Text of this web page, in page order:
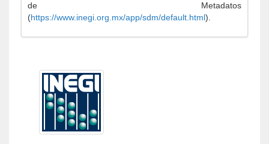
de Metadatos
(https://www.inegi.org.mx/app/sdm/default.html).